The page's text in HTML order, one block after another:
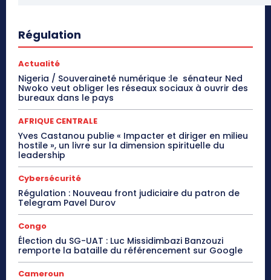
Régulation
Actualité
Nigeria / Souveraineté numérique :le sénateur Ned
Nwoko veut obliger les réseaux sociaux à ouvrir des
bureaux dans le pays
AFRIQUE CENTRALE
Yves Castanou publie « Impacter et diriger en milieu
hostile », un livre sur la dimension spirituelle du
leadership
Cybersécurité
Régulation : Nouveau front judiciaire du patron de
Telegram Pavel Durov
Congo
Élection du SG-UAT : Luc Missidimbazi Banzouzi
remporte la bataille du référencement sur Google
Cameroun